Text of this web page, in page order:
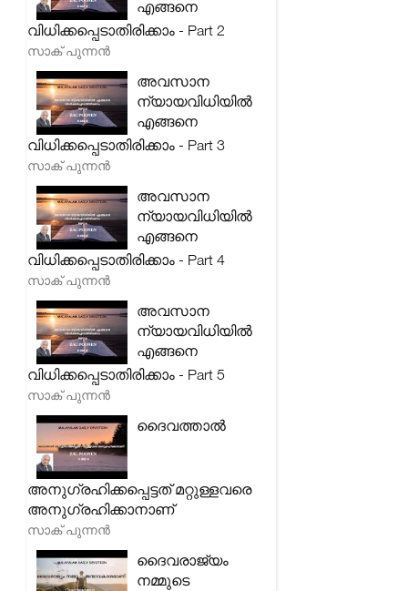
എങ്ങനെ
വിധിക്കപ്പെടാതിരിക്കാം - Part 2
സാക് പുന്നൻ
അവസാന
ന്യായവിധിയിൽ
എങ്ങനെ
വിധിക്കപ്പെടാതിരിക്കാം - Part 3
സാക് പുന്നൻ
അവസാന
ന്യായവിധിയിൽ
എങ്ങനെ
വിധിക്കപ്പെടാതിരിക്കാം - Part 4
സാക് പുന്നൻ
അവസാന
ന്യായവിധിയിൽ
എങ്ങനെ
വിധിക്കപ്പെടാതിരിക്കാം - Part 5
സാക് പുന്നൻ
ദൈവത്താൽ
അനുഗ്രഹിക്കപ്പെട്ടത് മറ്റുള്ളവരെ
അനുഗ്രഹിക്കാനാണ്
സാക് പുന്നൻ
ദൈവരാജ്യം
നമ്മുടെ